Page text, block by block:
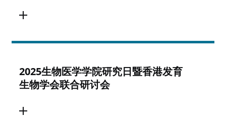
2025生物医学学院研究日暨香港发育
生物学会联合研讨会